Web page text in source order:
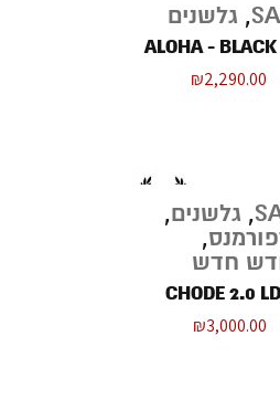
, גלשנים
ALOHA -
₪2,290.00
, גלשנים,
,
חדש
CHODE 2.0
₪3,000.00